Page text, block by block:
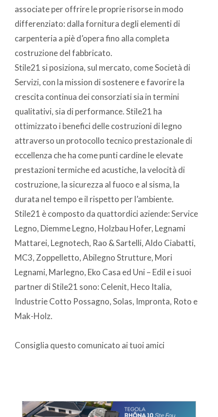
associate per offrire le proprie risorse in modo
differenziato: dalla fornitura degli elementi di
carpenteria a piè d’opera fino alla completa
costruzione del fabbricato.
Stile21 si posiziona, sul mercato, come Società di
Servizi, con la mission di sostenere e favorire la
crescita continua dei consorziati sia in termini
qualitativi, sia di performance. Stile21 ha
ottimizzato i benefici delle costruzioni di legno
attraverso un protocollo tecnico prestazionale di
eccellenza che ha come punti cardine le elevate
prestazioni termiche ed acustiche, la velocità di
costruzione, la sicurezza al fuoco e al sisma, la
durata nel tempo e il rispetto per l’ambiente.
Stile21 è composto da quattordici aziende: Service
Legno, Diemme Legno, Holzbau Hofer, Legnami
Mattarei, Legnotech, Rao & Sartelli, Aldo Ciabatti,
MC3, Zoppelletto, Abilegno Strutture, Mori
Legnami, Marlegno, Eko Casa ed Uni – Edil e i suoi
partner di Stile21 sono: Celenit, Heco Italia,
Industrie Cotto Possagno, Solas, Impronta, Roto e
Mak-Holz.
Consiglia questo comunicato ai tuoi amici